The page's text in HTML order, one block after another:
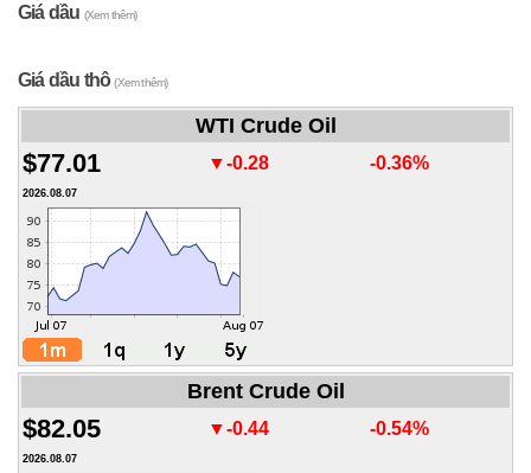
Giá dầu (Xem thêm)
Giá dầu thô(Xem thêm)
WTI Crude Oil
$77.01 ▼-0.28 -0.36%
2026.08.07
Brent Crude Oil
$82.05 ▼-0.44 -0.54%
2026.08.07